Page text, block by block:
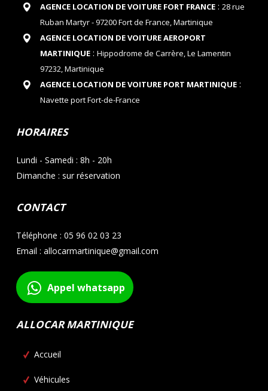
AGENCE LOCATION DE VOITURE FORT FRANCE: 28 rue
Ruban Martyr - 97200 Fort de France, Martinique
AGENCE LOCATION DE VOITURE AEROPORT
MARTINIQUE: Hippodrome de Carrère, Le Lamentin
97232, Martinique
AGENCE LOCATION DE VOITURE PORT MARTINIQUE:
Navette port Fort-de-France
HORAIRES
Lundi - Samedi : 8h - 20h
Dimanche : sur réservation
CONTACT
Téléphone : 05 96 02 03 23
Email : allocarmartinique@gmail.com
Appel whatsapp
ALLOCAR MARTINIQUE
Accueil
Véhicules